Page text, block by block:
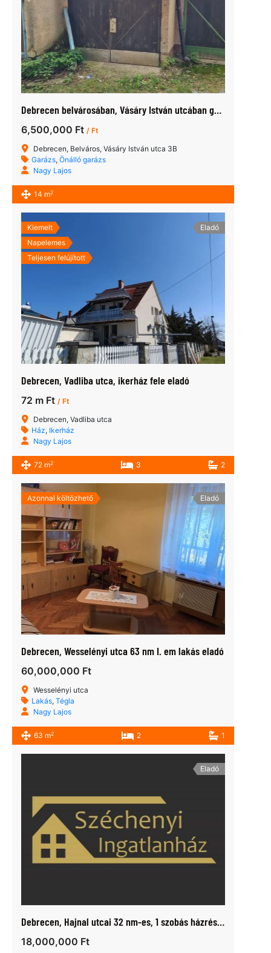
Debrecen belvárosában, Vásáry István utcában garázs eladó
6,500,000 Ft / Ft
Debrecen, Belváros, Vásáry István utca 3B
Garázs, Önálló garázs
Nagy Lajos
14 m2
Kiemelt
Napelemes
Teljesen felújított
Eladó
Debrecen, Vadliba utca, ikerház fele eladó
72 m Ft / Ft
Debrecen, Vadliba utca
Ház, Ikerház
Nagy Lajos
72 m2 3 2
Azonnal költözhető Eladó
Debrecen, Wesselényi utca 63 nm I. em lakás eladó
60,000,000 Ft
Wesselényi utca
Lakás, Tégla
Nagy Lajos
63 m2 2 1
Eladó
Debrecen, Hajnal utcai 32 nm-es, 1 szobás házrész eladó
18,000,000 Ft